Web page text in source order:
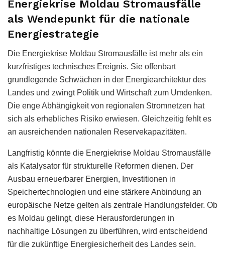
Energiekrise Moldau Stromausfälle
als Wendepunkt für die nationale
Energiestrategie
Die Energiekrise Moldau Stromausfälle ist mehr als ein
kurzfristiges technisches Ereignis. Sie offenbart
grundlegende Schwächen in der Energiearchitektur des
Landes und zwingt Politik und Wirtschaft zum Umdenken.
Die enge Abhängigkeit von regionalen Stromnetzen hat
sich als erhebliches Risiko erwiesen. Gleichzeitig fehlt es
an ausreichenden nationalen Reservekapazitäten.
Langfristig könnte die Energiekrise Moldau Stromausfälle
als Katalysator für strukturelle Reformen dienen. Der
Ausbau erneuerbarer Energien, Investitionen in
Speichertechnologien und eine stärkere Anbindung an
europäische Netze gelten als zentrale Handlungsfelder. Ob
es Moldau gelingt, diese Herausforderungen in
nachhaltige Lösungen zu überführen, wird entscheidend
für die zukünftige Energiesicherheit des Landes sein.